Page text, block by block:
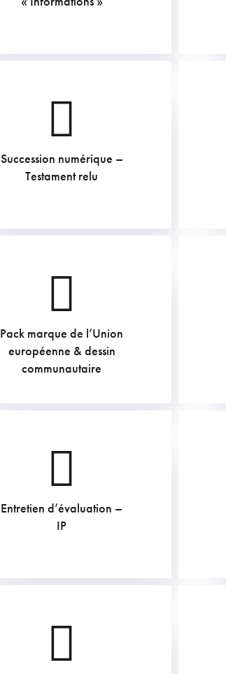
Succession numérique –
Testament relu
211.75
Pack marque de l’Union
européenne & dessin
communautaire
968 €
Entretien d’évaluation –
IP
169.4